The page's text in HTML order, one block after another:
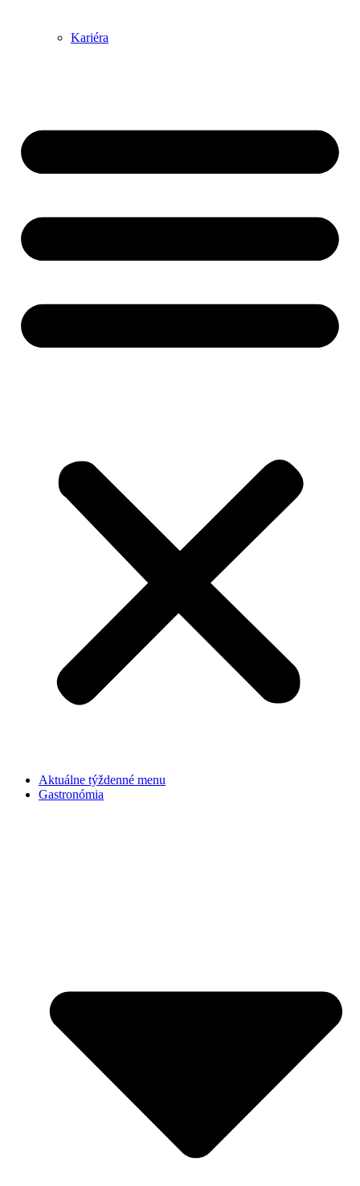
Kariéra
Aktuálne týždenné menu
Gastronómia